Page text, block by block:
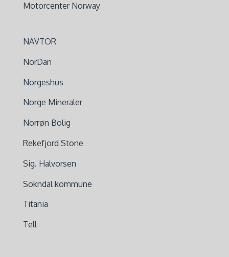
Motorcenter Norway
NAVTOR
NorDan
Norgeshus
Norge Mineraler
Norrøn Bolig
Rekefjord Stone
Sig. Halvorsen
Sokndal kommune
Titania
Tell